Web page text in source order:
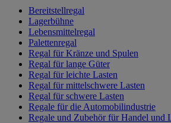
Bereitstellregal
Lagerbühne
Lebensmittelregal
Palettenregal
Regal für Kränze und Spulen
Regal für lange Güter
Regal für leichte Lasten
Regal für mittelschwere Lasten
Regal für schwere Lasten
Regale für die Automobilindustrie
Regale und Zubehör für Handel und